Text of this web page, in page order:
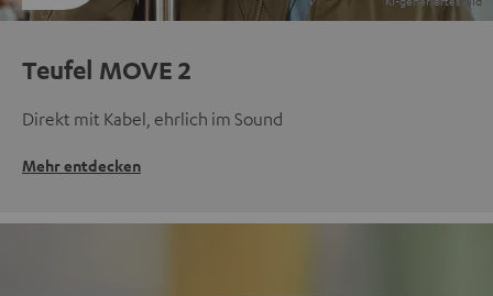
Teufel MOVE 2
Direkt mit Kabel, ehrlich im Sound
Mehr entdecken